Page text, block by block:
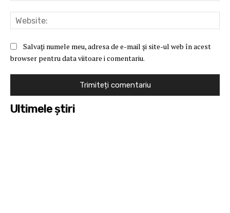
Salvați numele meu, adresa de e-mail și site-ul web în acest
browser pentru data viitoare i comentariu.
Ultimele ştiri